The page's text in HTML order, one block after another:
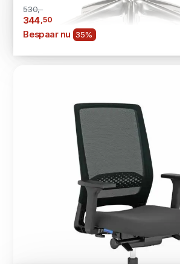
530,-
344 ,50
Bespaar nu 35%